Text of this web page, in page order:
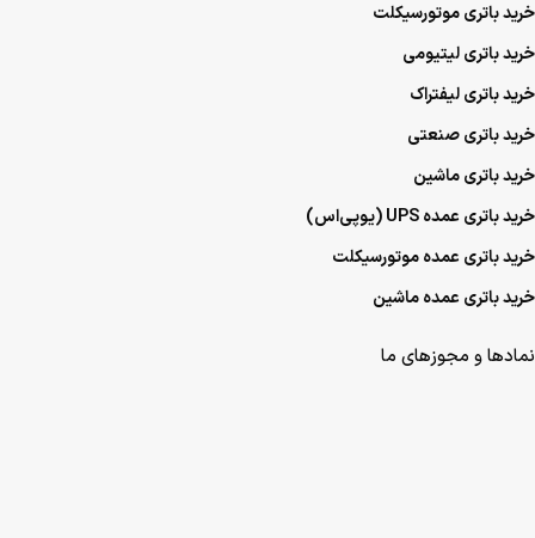
خرید باتری موتورسیکلت
خرید باتری لیتیومی
خرید باتری لیفتراک
خرید باتری صنعتی
خرید باتری ماشین
خرید باتری عمده UPS (یو‌پی‌اس)
خرید باتری عمده موتورسیکلت
خرید باتری عمده ماشین
نمادها و مجوزهای ما